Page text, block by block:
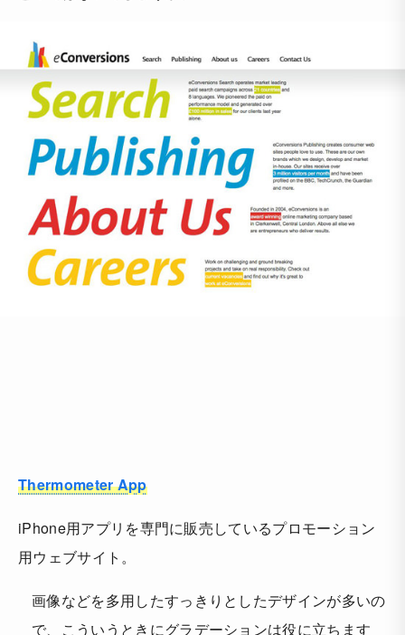
Thermometer App
iPhone用アプリを専門に販売しているプロモーション
用ウェブサイト。
画像などを多用したすっきりとしたデザインが多いの
で、こういうときにグラデーションは役に立ちます